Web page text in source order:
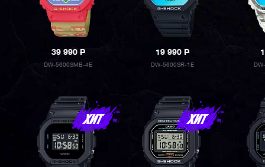
39 990P
DW-5600SMB-4E
19 990P
DW-5600SR-1E